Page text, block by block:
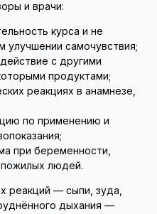
и врачи:
курса и не
улучшении самочувствия;
с другими
продуктами;
реакциях в анамнезе,
по применению и
при беременности,
людей.
реакций — сыпи, зуда,
дыхания —